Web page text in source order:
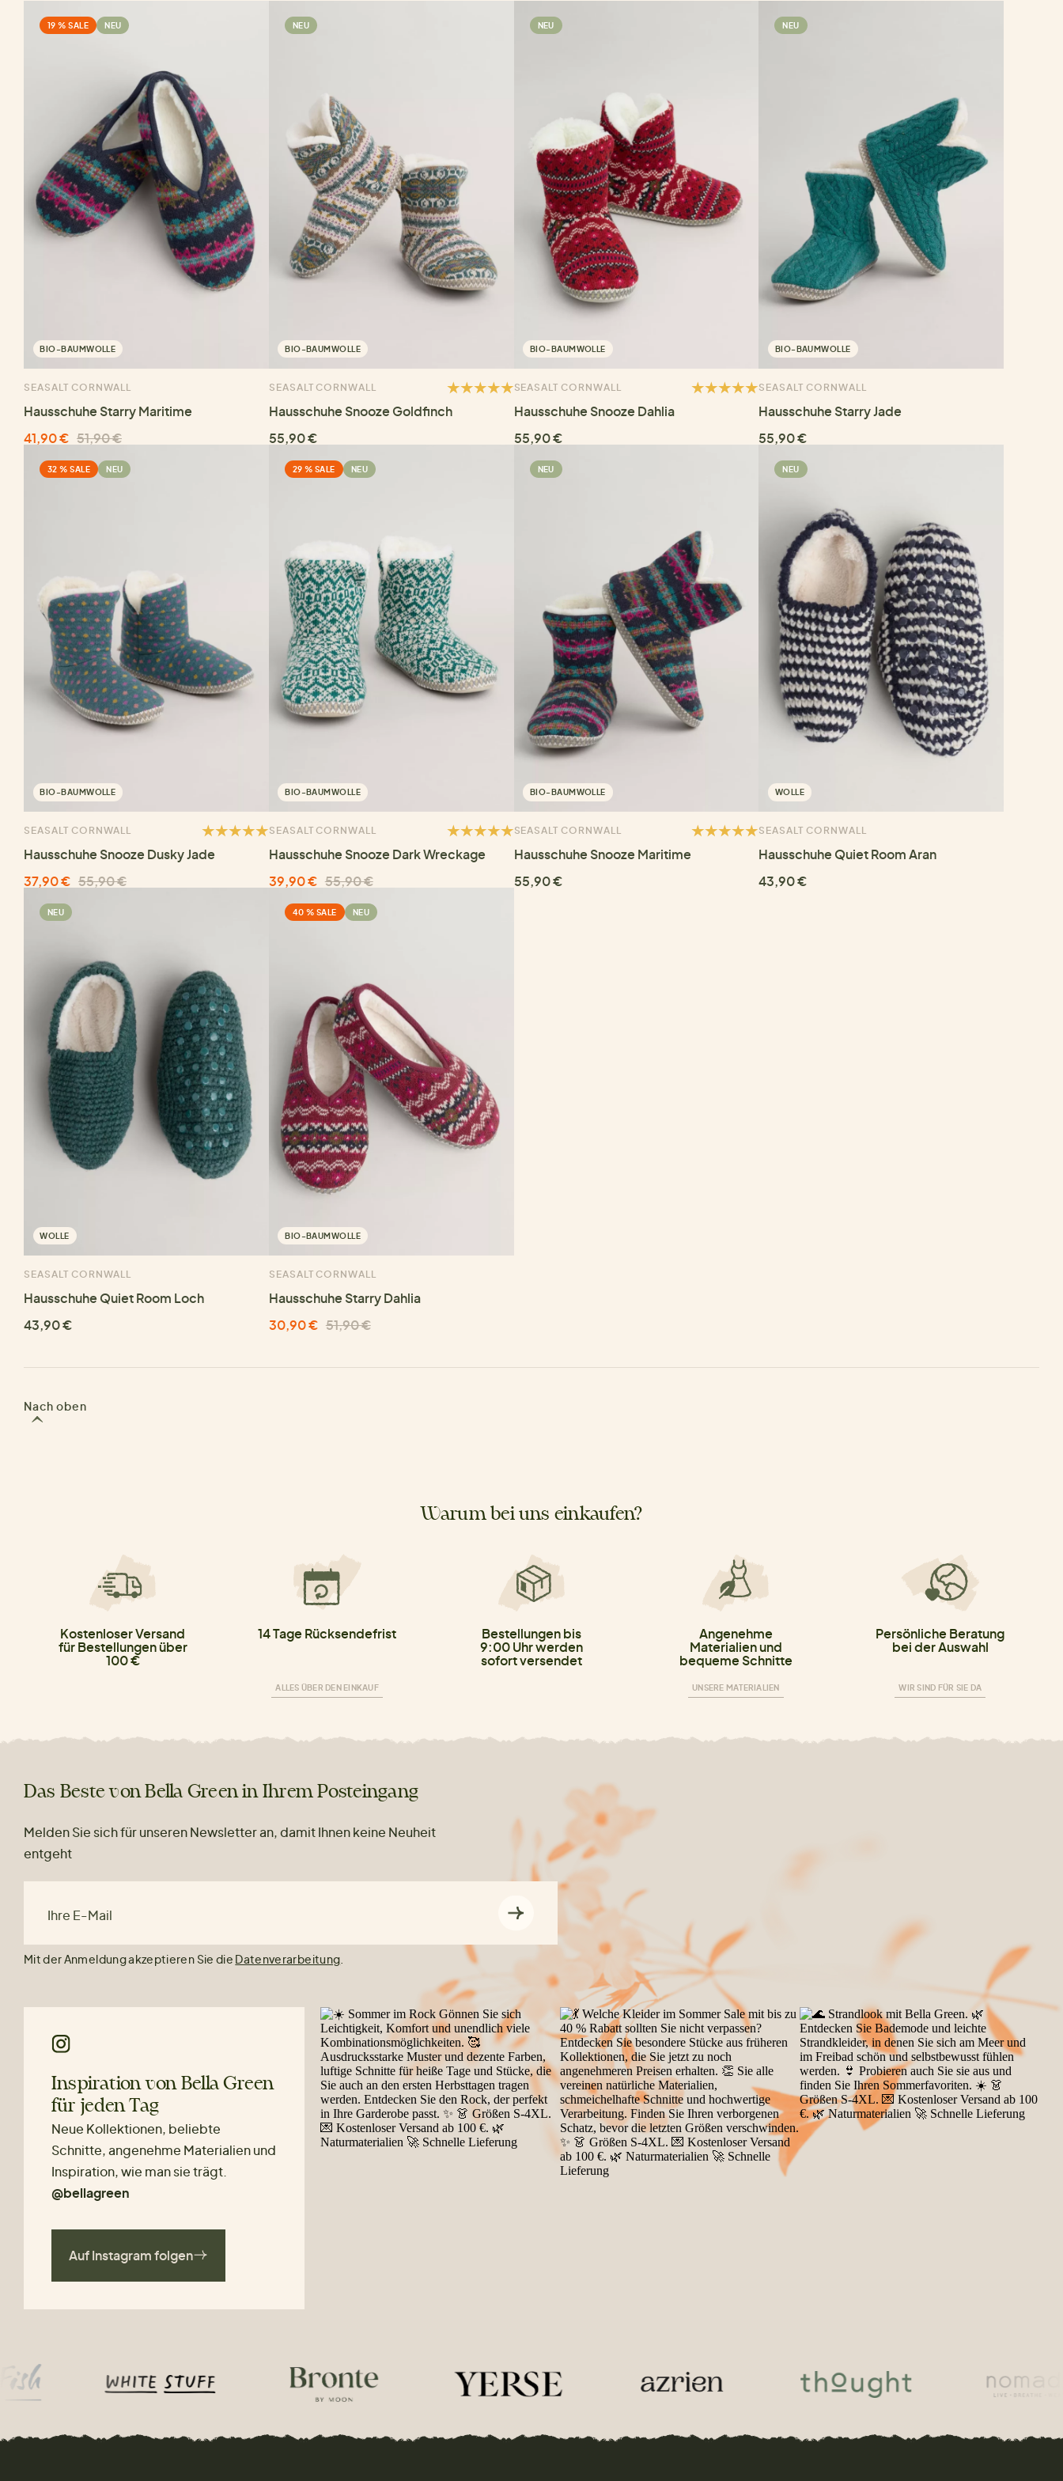
19 % SALE NEU
BIO-BAUMWOLLE
SEASALT CORNWALL
Hausschuhe Starry Maritime
41,90 € 51,90 €
NEU
BIO-BAUMWOLLE
SEASALT CORNWALL
Hausschuhe Snooze Goldfinch
55,90 €
NEU
BIO-BAUMWOLLE
SEASALT CORNWALL
Hausschuhe Snooze Dahlia
55,90 €
NEU
BIO-BAUMWOLLE
SEASALT CORNWALL
Hausschuhe Starry Jade
55,90 €
32 % SALE NEU
BIO-BAUMWOLLE
SEASALT CORNWALL
Hausschuhe Snooze Dusky Jade
37,90 € 55,90 €
29 % SALE NEU
BIO-BAUMWOLLE
SEASALT CORNWALL
Hausschuhe Snooze Dark Wreckage
39,90 € 55,90 €
NEU
BIO-BAUMWOLLE
SEASALT CORNWALL
Hausschuhe Snooze Maritime
55,90 €
NEU
WOLLE
SEASALT CORNWALL
Hausschuhe Quiet Room Aran
43,90 €
NEU
WOLLE
SEASALT CORNWALL
Hausschuhe Quiet Room Loch
43,90 €
40 % SALE NEU
BIO-BAUMWOLLE
SEASALT CORNWALL
Hausschuhe Starry Dahlia
30,90 € 51,90 €
Nach oben
Warum bei uns einkaufen?
Kostenloser Versand
für Bestellungen über
100 €
14 Tage Rücksendefrist
ALLES ÜBER DEN EINKAUF
Bestellungen bis
9:00 Uhr werden
sofort versendet
Angenehme
Materialien und
bequeme Schnitte
UNSERE MATERIALIEN
Persönliche Beratung
bei der Auswahl
WIR SIND FÜR SIE DA
Das Beste von Bella Green in Ihrem Posteingang
Melden Sie sich für unseren Newsletter an, damit Ihnen keine Neuheit
entgeht
Ihre E-Mail
Mit der Anmeldung akzeptieren Sie die Datenverarbeitung
Inspiration von Bella Green
für jeden Tag
Neue Kollektionen, beliebte
Schnitte, angenehme Materialien und
Inspiration, wie man sie trägt.
@bellagreen
Auf Instagram folgen